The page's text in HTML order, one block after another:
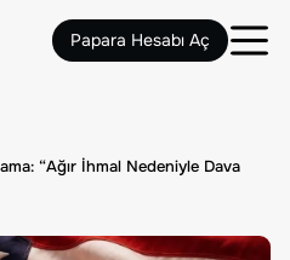
Papara Hesabı Aç
“Ağır İhmal Nedeniyle Dava